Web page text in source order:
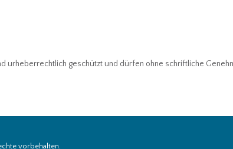
urheberrechtlich geschützt und dürfen ohne schriftliche
vorbehalten.